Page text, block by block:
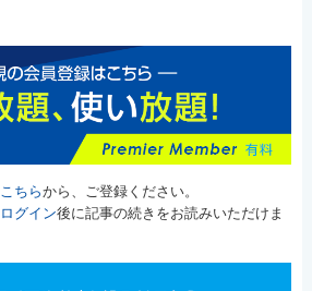
こちらから、ご登録ください。
ログイン後に記事の続きをお読みいただけま